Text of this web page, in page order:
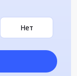
Нет